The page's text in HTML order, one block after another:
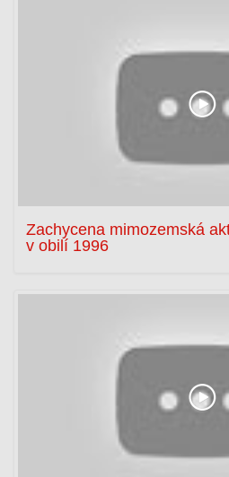
Zachycena mimozemská
v obilí 1996